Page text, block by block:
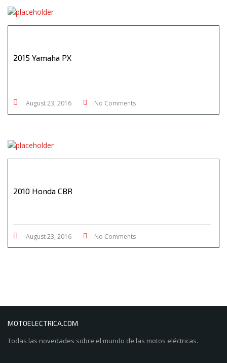
2015 Yamaha PX
August 23, 2016 No Comments
2010 Honda CBR
August 23, 2016 No Comments
MOTOELECTRICA.COM
Todas las novedades sobre el mundo de las motos eléctricas.